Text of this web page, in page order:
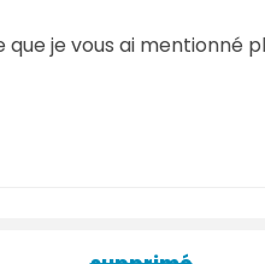
je vous ai mentionné